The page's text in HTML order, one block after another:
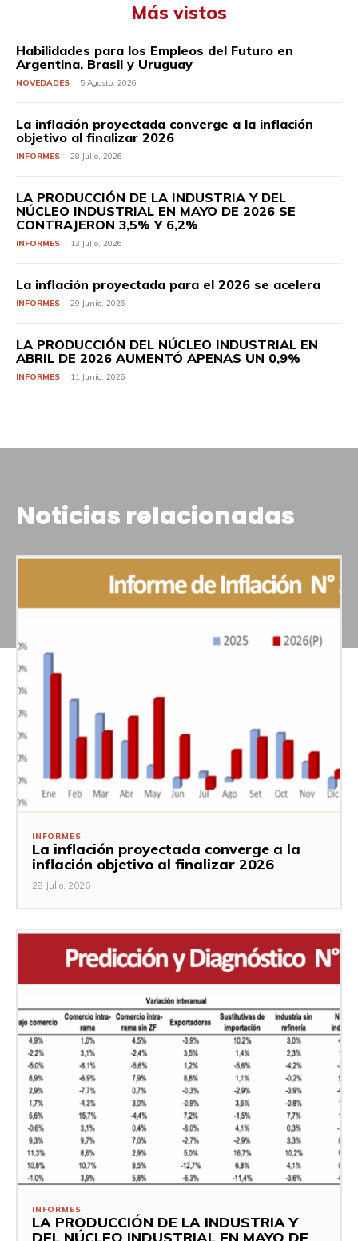
Más vistos
Habilidades para los Empleos del Futuro en
Argentina, Brasil y Uruguay
NOVEDADES 5 Agosto, 2026
La inflación proyectada converge a la inflación
objetivo al finalizar 2026
INFORMES 28 Julio, 2026
LA PRODUCCIÓN DE LA INDUSTRIA Y DEL
NÚCLEO INDUSTRIAL EN MAYO DE 2026 SE
CONTRAJERON 3,5% Y 6,2%
INFORMES 13 Julio, 2026
La inflación proyectada para el 2026 se acelera
INFORMES 29 Junio, 2026
LA PRODUCCIÓN DEL NÚCLEO INDUSTRIAL EN
ABRIL DE 2026 AUMENTÓ APENAS UN 0,9%
INFORMES 11 Junio, 2026
Noticias relacionadas
INFORMES
La inflación proyectada converge a la
inflación objetivo al finalizar 2026
28 Julio, 2026
INFORMES
LA PRODUCCIÓN DE LA INDUSTRIA Y